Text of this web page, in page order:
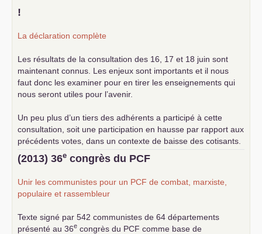
!
La déclaration complète
Les résultats de la consultation des 16, 17 et 18 juin sont
maintenant connus. Les enjeux sont importants et il nous
faut donc les examiner pour en tirer les enseignements qui
nous seront utiles pour l’avenir.
Un peu plus d’un tiers des adhérents a participé à cette
consultation, soit une participation en hausse par rapport aux
précédents votes, dans un contexte de baisse des cotisants.
... lire la suite
(2013) 36e congrès du PCF
Unir les communistes pour un PCF de combat, marxiste,
populaire et rassembleur
Texte signé par 542 communistes de 64 départements
présenté au 36e congrès du PCF comme base de